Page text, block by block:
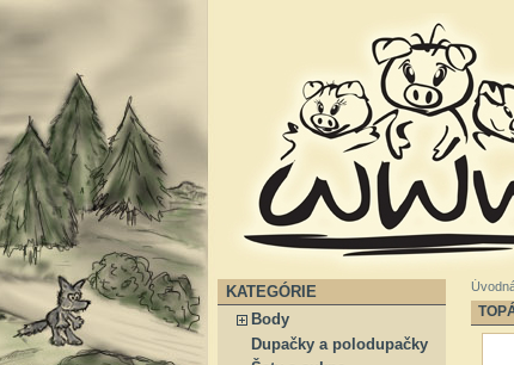
KATEGÓRIE
Body
Dupačky a polodupačky